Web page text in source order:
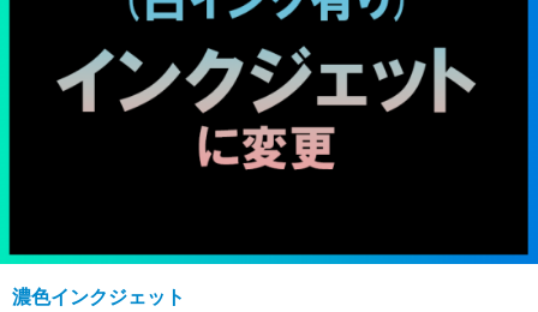
濃色インクジェット